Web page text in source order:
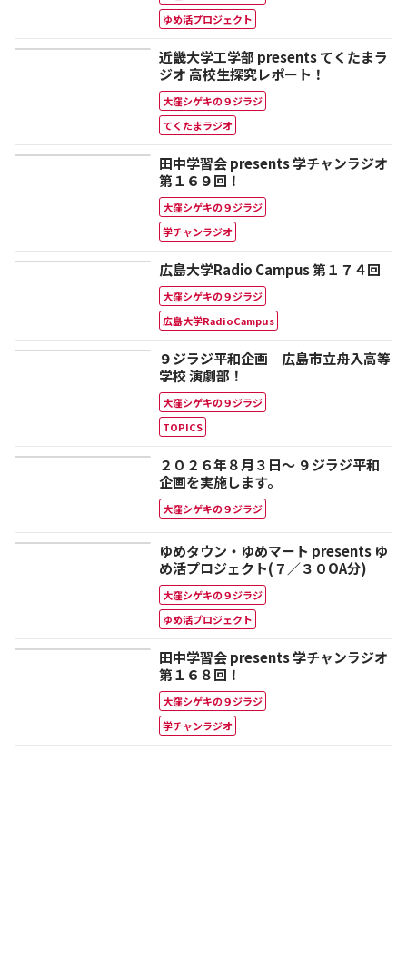
ゆめ活プロジェクト
近畿大学工学部 presents てくたまラ
ジオ 高校生探究レポート！
大窪シゲキの９ジラジ
てくたまラジオ
田中学習会 presents 学チャンラジオ
第１６９回！
大窪シゲキの９ジラジ
学チャンラジオ
広島大学Radio Campus 第１７４回
大窪シゲキの９ジラジ
広島大学RadioCampus
９ジラジ平和企画 広島市立舟入高等
学校 演劇部！
大窪シゲキの９ジラジ
TOPICS
２０２６年８月３日～ ９ジラジ平和
企画を実施します。
大窪シゲキの９ジラジ
ゆめタウン・ゆめマート presents ゆ
め活プロジェクト(７／３０OA分)
大窪シゲキの９ジラジ
ゆめ活プロジェクト
田中学習会 presents 学チャンラジオ
第１６８回！
大窪シゲキの９ジラジ
学チャンラジオ